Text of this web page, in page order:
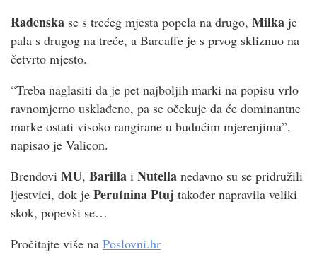
Radenska se s trećeg mjesta popela na drugo, Milka je
pala s drugog na treće, a Barcaffe je s prvog skliznuo na
četvrto mjesto.
“Treba naglasiti da je pet najboljih marki na popisu vrlo
ravnomjerno usklađeno, pa se očekuje da će dominantne
marke ostati visoko rangirane u budućim mjerenjima”,
napisao je Valicon.
Brendovi MU, Barilla i Nutella nedavno su se pridružili
ljestvici, dok je Perutnina Ptuj također napravila veliki
skok, popevši se…
Pročitajte više na Poslovni.hr